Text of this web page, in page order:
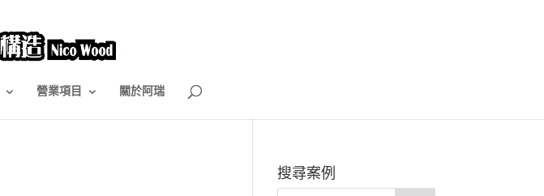
營業項目 關於阿瑞
搜尋案例